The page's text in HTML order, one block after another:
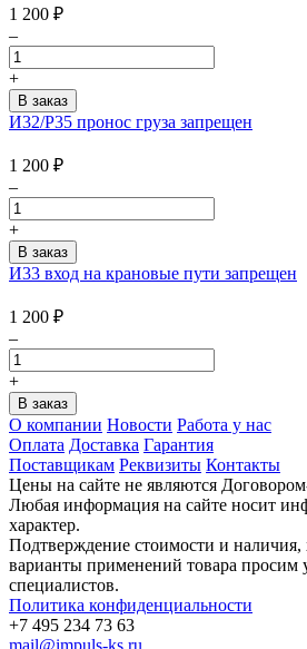
1 200 ₽
–
+
И32/Р35 пронос груза запрещен
1 200 ₽
–
+
И33 вход на крановые пути запрещен
1 200 ₽
–
+
О компании Новости Работа у нас
Оплата Доставка Гарантия
Поставщикам Реквизиты Контакты
Цены на сайте не являются
Любая информация на сайте носит
характер.
Подтверждение стоимости и наличия,
варианты применений товара просим
специалистов.
Политика конфиденциальности
+7 495 234 73 63